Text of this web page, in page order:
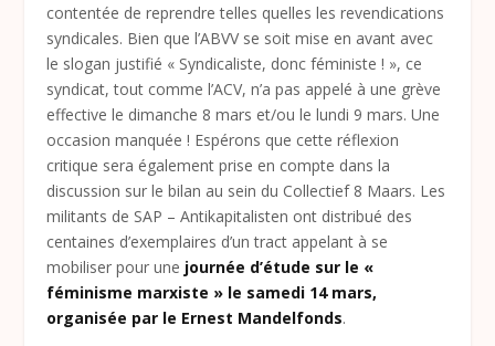
contentée de reprendre telles quelles les revendications
syndicales. Bien que l’ABVV se soit mise en avant avec
le slogan justifié « Syndicaliste, donc féministe ! », ce
syndicat, tout comme l’ACV, n’a pas appelé à une grève
effective le dimanche 8 mars et/ou le lundi 9 mars. Une
occasion manquée ! Espérons que cette réflexion
critique sera également prise en compte dans la
discussion sur le bilan au sein du Collectief 8 Maars. Les
militants de SAP – Antikapitalisten ont distribué des
centaines d’exemplaires d’un tract appelant à se
mobiliser pour une journée d’étude sur le «
féminisme marxiste » le samedi 14 mars,
organisée par le Ernest Mandelfonds.